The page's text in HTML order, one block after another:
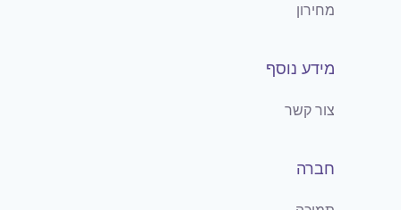
מחירון
מידע נוסף
צור קשר
חברה